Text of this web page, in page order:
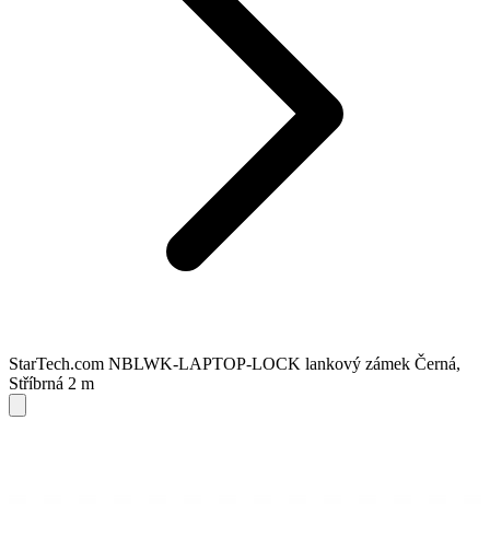
StarTech.com NBLWK-LAPTOP-LOCK lankový zámek Černá,
Stříbrná 2 m